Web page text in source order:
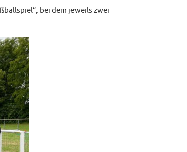
bei dem jeweils zwei